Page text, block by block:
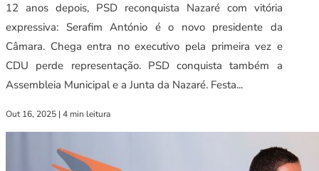
12 anos depois, PSD reconquista Nazaré com vitória
expressiva: Serafim António é o novo presidente da
Câmara. Chega entra no executivo pela primeira vez e
CDU perde representação. PSD conquista também a
Assembleia Municipal e a Junta da Nazaré. Festa...
Out 16, 2025 | 4 min leitura